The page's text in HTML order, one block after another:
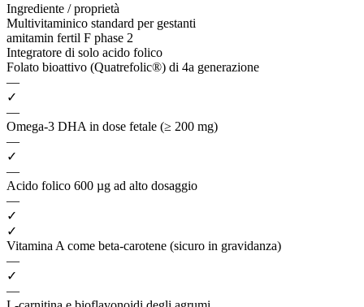
Ingrediente / proprietà
Multivitaminico standard per gestanti
amitamin fertil F phase 2
Integratore di solo acido folico
Folato bioattivo (Quatrefolic®) di 4a generazione
—
✓
—
Omega-3 DHA in dose fetale (≥ 200 mg)
—
✓
—
Acido folico 600 µg ad alto dosaggio
—
✓
✓
Vitamina A come beta-carotene (sicuro in gravidanza)
—
✓
—